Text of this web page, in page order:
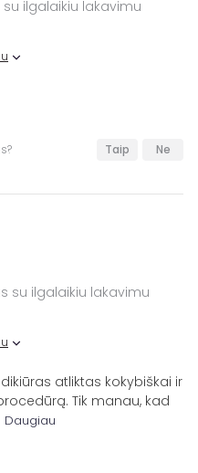
ilgalaikiu lakavimu
Taip Ne
su ilgalaikiu lakavimu
atliktas kokybiškai ir
Tik manau, kad
Daugiau